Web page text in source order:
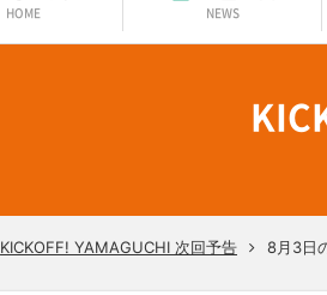
HOME NEWS
KICKOFF! YAMAGUCHI 次回予告 8月3日